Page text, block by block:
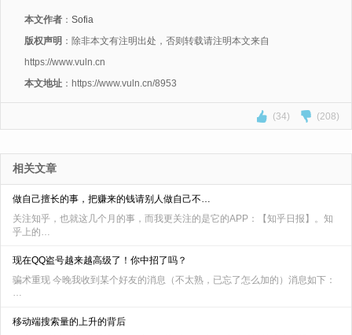
本文作者 ： Sofia
版权声明 ：除非本文有注明出处，否则转载请注明本文来自
https://www.vuln.cn
本文地址 ：https://www.vuln.cn/8953
(34) (208)
相关文章
做自己擅长的事，把赚来的钱请别人做自己不…
关注知乎，也就这几个月的事，而我更关注的是它的APP：【知乎日报】。知
乎上的…
现在QQ盗号越来越高级了！你中招了吗？
骗术重现 今晚我收到某个好友的消息（不太熟，已忘了怎么加的）消息如下：
…
移动端搜索量的上升的背后